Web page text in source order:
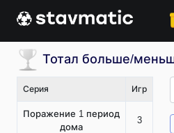
Тотал больше/
Серия Игр
Поражение 1 период
дома
3